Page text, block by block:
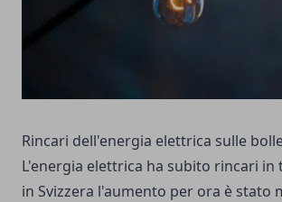
Rincari dell'energia elettrica sulle
L'energia elettrica ha subito rincari in
in Svizzera l'aumento per ora è stato